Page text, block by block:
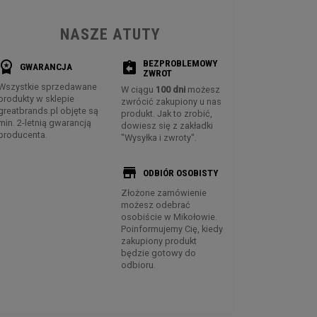
NASZE ATUTY
GWARANCJA
sprzedawane
w sklepie
objęte są
2-letnią gwarancją
assignment_return
BEZPROBLEMOWY
ZWROT
W ciągu 100 dnimożesz
zwrócić zakupiony u nas
produkt. Jak to zrobić,
dowiesz się z zakładki
"Wysyłka i zwroty".
store ODBIÓR OSOBISTY
Złożone zamówienie
możesz odebrać
osobiście w Mikołowie.
Poinformujemy Cię, kiedy
zakupiony produkt
będzie gotowy do
odbioru.